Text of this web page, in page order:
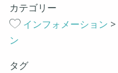
カテゴリー
インフォメーション >
ン
タグ